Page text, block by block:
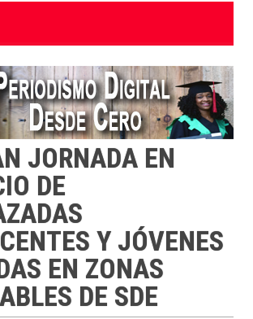
JORNADA EN
DE
Y JÓVENES
EN ZONAS
DE SDE